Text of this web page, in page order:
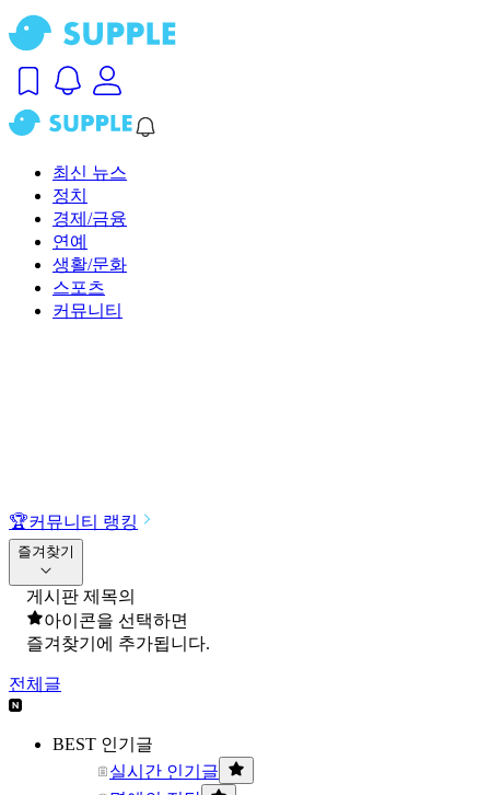
최신 뉴스
정치
경제/금융
연예
생활/문화
스포츠
커뮤니티
🏆커뮤니티 랭킹
즐겨찾기
게시판 제목의
아이콘을 선택하면
즐겨찾기에 추가됩니다.
전체글
BEST 인기글
실시간 인기글